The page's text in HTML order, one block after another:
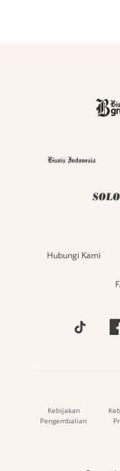
Hubungi Kami
Kebijakan
Pengembalian